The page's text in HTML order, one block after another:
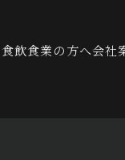
飲食業の方へ会社